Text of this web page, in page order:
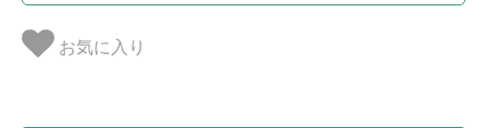
お気に入り